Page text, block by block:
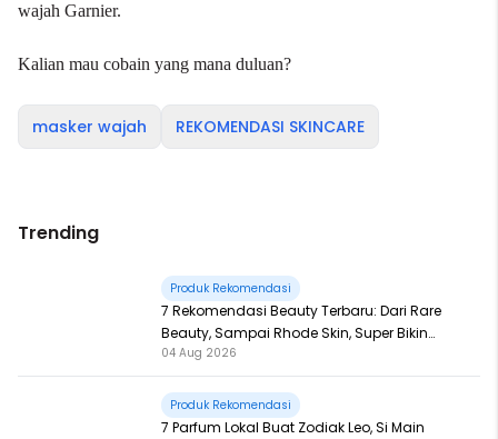
wajah Garnier.
Kalian mau cobain yang mana duluan?
masker wajah REKOMENDASI SKINCARE
Trending
Produk Rekomendasi
7 Rekomendasi Beauty Terbaru: Dari Rare
Beauty, Sampai Rhode Skin, Super Bikin
Fomo
04 Aug 2026
Produk Rekomendasi
7 Parfum Lokal Buat Zodiak Leo, Si Main